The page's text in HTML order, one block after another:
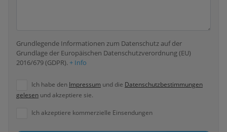
Grundlegende Informationen zum Datenschutz auf der
Grundlage der Europäischen Datenschutzverordnung (EU)
2016/679 (GDPR). + Info
Ich habe den Impressum und die Datenschutzbestimmungen
gelesen und akzeptiere sie.
Ich akzeptiere kommerzielle Einsendungen